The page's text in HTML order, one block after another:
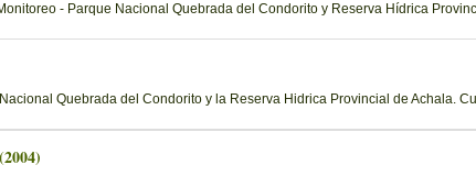
- Parque Nacional Quebrada del Condorito y Reserva Hídrica
Quebrada del Condorito y la Reserva Hidrica Provincial de Achala.